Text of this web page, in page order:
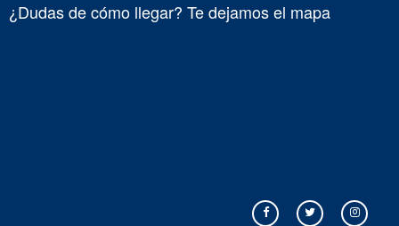
¿Dudas de cómo llegar? Te dejamos el mapa